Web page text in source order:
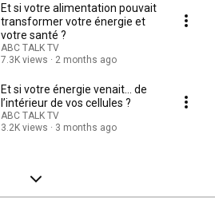
Et si votre alimentation pouvait
transformer votre énergie et
votre santé ?
ABC TALK TV
7.3K views
2 months ago
Et si votre énergie venait… de
l’intérieur de vos cellules ?
ABC TALK TV
3.2K views
3 months ago